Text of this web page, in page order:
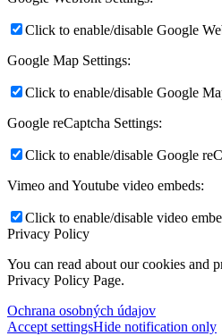
Click to enable/disable Google
Google Map Settings:
Click to enable/disable Google
Google reCaptcha Settings:
Click to enable/disable Google
Vimeo and Youtube video embeds:
Click to enable/disable video
Privacy Policy
You can read about our cookies and
Privacy Policy Page.
Ochrana osobných údajov
Accept settingsHide notification only